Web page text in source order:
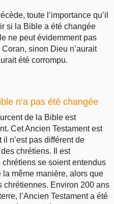
toute l’importance qu’il
si la Bible a été changée
ne peut évidemment pas
Coran, sinon Dieu n’aurait
été corrompu.
n’a pas été changée
de la Bible est
Cet Ancien Testament est
n’est pas différent de
chrétiens. Il est
se soient entendus
même manière, alors que
chrétiennes. Environ 200 ans
l’Ancien Testament a été